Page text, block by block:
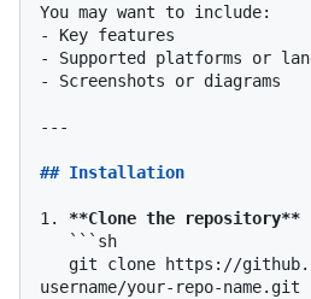
-
-
-
Screenshots or diagrams
---
## Installation
1.
**Clone the repository**
```sh
username/your-repo-name.git